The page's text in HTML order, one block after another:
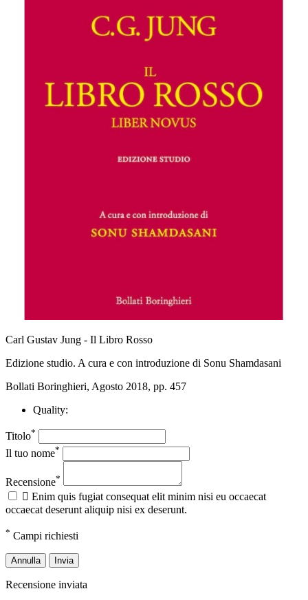
Carl Gustav Jung - Il Libro Rosso
Edizione studio. A cura e con introduzione di Sonu Shamdasani
Bollati Boringhieri, Agosto 2018, pp. 457
Quality:
Titolo*
Il tuo nome*
Recensione*
 Enim quis fugiat consequat elit minim nisi eu occaecat
occaecat deserunt aliquip nisi ex deserunt.
* Campi richiesti
Annulla Invia
Recensione inviata